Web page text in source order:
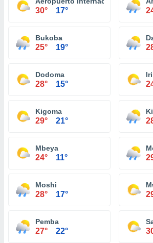
30° 17°
Bukoba
25° 19°
Dodoma
28° 15°
Kigoma
29° 21°
Mbeya
24° 11°
Moshi
28° 17°
Pemba
27° 22°